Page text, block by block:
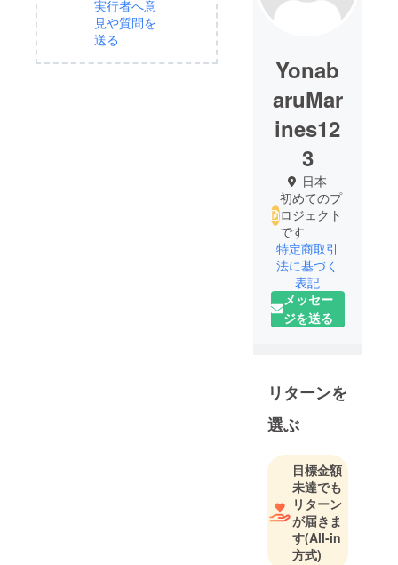
実行者へ意
見や質問を
送る
Yonab
aruMar
ines12
3
日本
初めてのプ
ロジェクト
です
特定商取引
法に基づく
表記
メッセー
ジを送る
リターンを
選ぶ
目標金額
未達でも
リターン
が届きま
す(All-in
方式)